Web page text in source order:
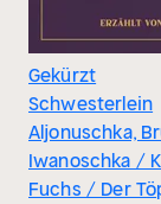
Gekürzt
Schwesterlein
Aljonuschka,
Iwanoschka /
Fuchs / Der